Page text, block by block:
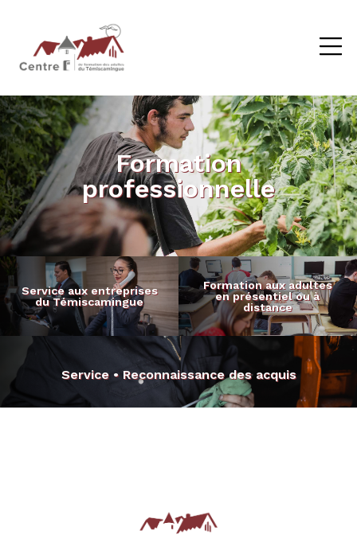
Formation
professionnelle
Service aux entreprises
du Témiscamingue
Formation aux adultes
en présentiel ou à
distance
Service • Reconnaissance des acquis